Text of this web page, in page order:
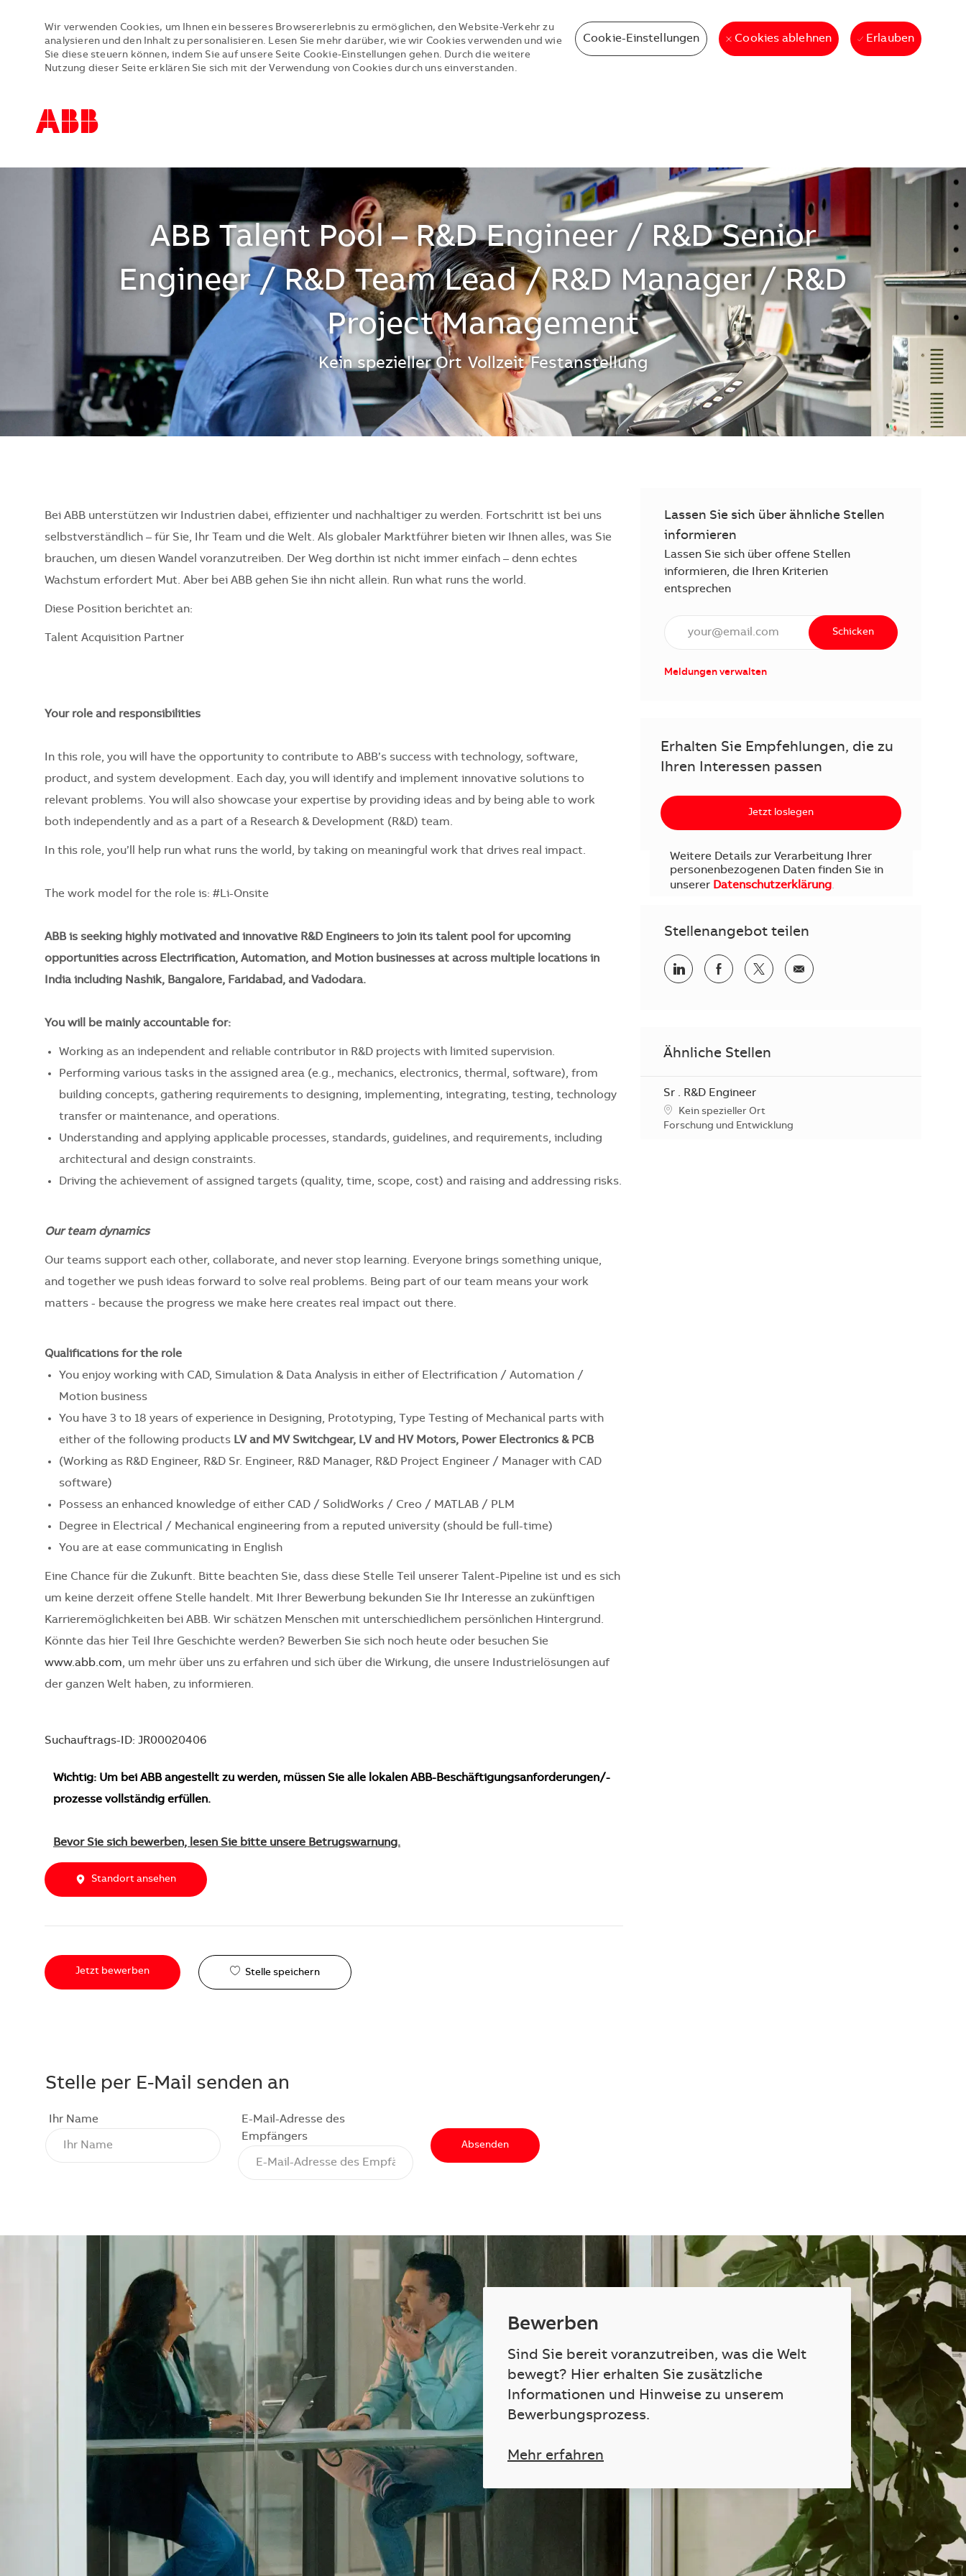
Wir verwenden Cookies, um Ihnen ein besseres Browsererlebnis zu ermöglichen, den Website-Verkehr zu
analysieren und den Inhalt zu personalisieren. Lesen Sie mehr darüber, wie wir Cookies verwenden und wie
Sie diese steuern können, indem Sie auf unsere Seite Cookie-Einstellungen gehen. Durch die weitere
Nutzung dieser Seite erklären Sie sich mit der Verwendung von Cookies durch uns einverstanden.
Cookie-Einstellungen Cookies ablehnen Erlauben
ABB Talent Pool – R&D Engineer / R&D Senior
Engineer / R&D Team Lead / R&D Manager / R&D
Project Management
Standort
Kein spezieller Ort Vollzeit Festanstellung
Bei ABB unterstützen wir Industrien dabei, effizienter und nachhaltiger zu werden. Fortschritt ist bei uns
selbstverständlich – für Sie, Ihr Team und die Welt. Als globaler Marktführer bieten wir Ihnen alles, was Sie
brauchen, um diesen Wandel voranzutreiben. Der Weg dorthin ist nicht immer einfach – denn echtes
Wachstum erfordert Mut. Aber bei ABB gehen Sie ihn nicht allein. Run what runs the world.
Diese Position berichtet an:
Talent Acquisition Partner
Your role and responsibilities
In this role, you will have the opportunity to contribute to ABB’s success with technology, software,
product, and system development. Each day, you will identify and implement innovative solutions to
relevant problems. You will also showcase your expertise by providing ideas and by being able to work
both independently and as a part of a Research & Development (R&D) team.
In this role, you’ll help run what runs the world, by taking on meaningful work that drives real impact.
The work model for the role is: #Li-Onsite
ABB is seeking highly motivated and innovative R&D Engineers to join its talent pool for upcoming
opportunities across Electrification, Automation, and Motion businesses at across multiple locations in
India including Nashik, Bangalore, Faridabad, and Vadodara.
You will be mainly accountable for:
Working as an independent and reliable contributor in R&D projects with limited supervision.
Performing various tasks in the assigned area (e.g., mechanics, electronics, thermal, software), from
building concepts, gathering requirements to designing, implementing, integrating, testing, technology
transfer or maintenance, and operations.
Understanding and applying applicable processes, standards, guidelines, and requirements, including
architectural and design constraints.
Driving the achievement of assigned targets (quality, time, scope, cost) and raising and addressing risks.
Our team dynamics
Our teams support each other, collaborate, and never stop learning. Everyone brings something unique,
and together we push ideas forward to solve real problems. Being part of our team means your work
matters - because the progress we make here creates real impact out there.
Qualifications for the role
You enjoy working with CAD, Simulation & Data Analysis in either of Electrification / Automation /
Motion business
You have 3 to 18 years of experience in Designing, Prototyping, Type Testing of Mechanical parts with
either of the following products LV and MV Switchgear, LV and HV Motors, Power Electronics & PCB
(Working as R&D Engineer, R&D Sr. Engineer, R&D Manager, R&D Project Engineer / Manager with CAD
software)
Possess an enhanced knowledge of either CAD / SolidWorks / Creo / MATLAB / PLM
Degree in Electrical / Mechanical engineering from a reputed university (should be full-time)
You are at ease communicating in English
Eine Chance für die Zukunft. Bitte beachten Sie, dass diese Stelle Teil unserer Talent-Pipeline ist und es sich
um keine derzeit offene Stelle handelt. Mit Ihrer Bewerbung bekunden Sie Ihr Interesse an zukünftigen
Karrieremöglichkeiten bei ABB. Wir schätzen Menschen mit unterschiedlichem persönlichen Hintergrund.
Könnte das hier Teil Ihre Geschichte werden? Bewerben Sie sich noch heute oder besuchen Sie
www.abb.com, um mehr über uns zu erfahren und sich über die Wirkung, die unsere Industrielösungen auf
der ganzen Welt haben, zu informieren.
Suchauftrags-ID: JR00020406
Wichtig: Um bei ABB angestellt zu werden, müssen Sie alle lokalen ABB-Beschäftigungsanforderungen/-
prozesse vollständig erfüllen.
Bevor Sie sich bewerben, lesen Sie bitte unsere Betrugswarnung.
Standort ansehen
Jetzt bewerben Stelle speichern
Stelle per E-Mail senden an
Ihr Name
E-Mail-Adresse des
Empfängers
Absenden
Lassen Sie sich über ähnliche Stellen
informieren
Lassen Sie sich über offene Stellen
informieren, die Ihren Kriterien
entsprechen
E-Mail Adresse eingeben (erforderlich)
Schicken
Meldungen verwalten
Erhalten Sie Empfehlungen, die zu
Ihren Interessen passen
Jetzt loslegen
Weitere Details zur Verarbeitung Ihrer
personenbezogenen Daten finden Sie in
unserer Datenschutzerklärung.
Stellenangebot teilen
Teilen via LinkedInTeilen via Facebook
Teilen via Twitter
Teilen via E-Mail
Ähnliche Stellen
Sr . R&D Engineer
Standort
Kein spezieller Ort
Kategorie
Forschung und Entwicklung
Bewerben
Sind Sie bereit voranzutreiben, was die Welt
bewegt? Hier erhalten Sie zusätzliche
Informationen und Hinweise zu unserem
Bewerbungsprozess.
Mehr erfahren